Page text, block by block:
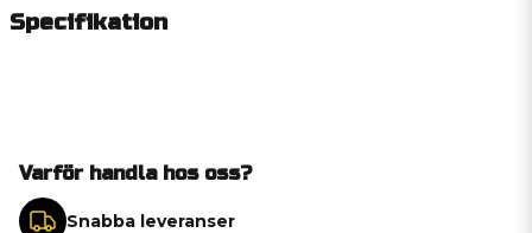
Specifikation
Varför handla hos oss?
Snabba leveranser